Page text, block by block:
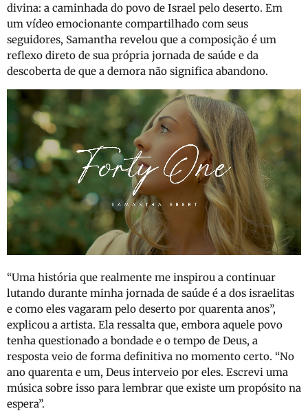
divina: a caminhada do povo de Israel pelo deserto. Em
um vídeo emocionante compartilhado com seus
seguidores, Samantha revelou que a composição é um
reflexo direto de sua própria jornada de saúde e da
descoberta de que a demora não significa abandono.
“Uma história que realmente me inspirou a continuar
lutando durante minha jornada de saúde é a dos israelitas
e como eles vagaram pelo deserto por quarenta anos”,
explicou a artista. Ela ressalta que, embora aquele povo
tenha questionado a bondade e o tempo de Deus, a
resposta veio de forma definitiva no momento certo. “No
ano quarenta e um, Deus interveio por eles. Escrevi uma
música sobre isso para lembrar que existe um propósito na
espera”.